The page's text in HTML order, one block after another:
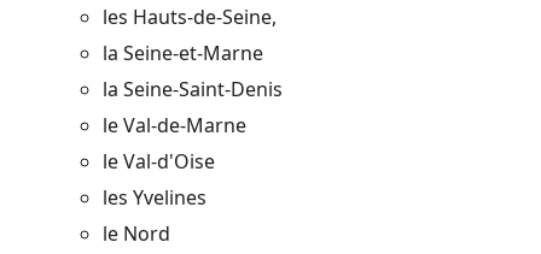
les Hauts-de-Seine,
la Seine-et-Marne
la Seine-Saint-Denis
le Val-de-Marne
le Val-d'Oise
les Yvelines
le Nord